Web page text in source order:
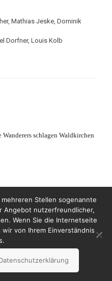
Mathias Jeske, Dominik
Dorfner, Louis Kolb
schlagen Waldkirchen
Germering
Stellen sogenannte
Angebot nutzerfreundlicher,
Wenn Sie die Internetseite
von Ihrem Einverständnis